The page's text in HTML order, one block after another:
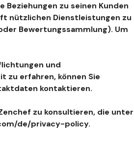
zu seinen Kunden
nützlichen Dienstleistungen zu
Bewertungssammlung). Um
und
zu erfahren, können Sie
kontaktieren.
zu konsultieren, die unter
de/privacy-policy.